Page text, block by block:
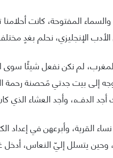
المفتوحة، كانت
الأدب الإنجليزي، نحلم بغدٍ
لم نكن نفعل شيئًا سوى
إلى بيت جدتي مَحصنة رحمة
أجد الدفء، وأجد العشاء الذي
وأبرعهن في إعداد
يتسلل إليّ النعاس، أدخل